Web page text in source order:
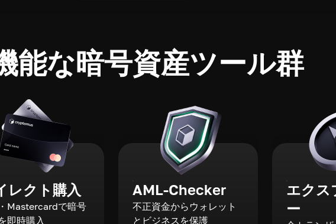
能な暗号資産ツール群
レクト購入
Mastercardで暗号
即時購入
AML-Checker
不正資金からウォレット
とビジネスを保護
エクス
ー